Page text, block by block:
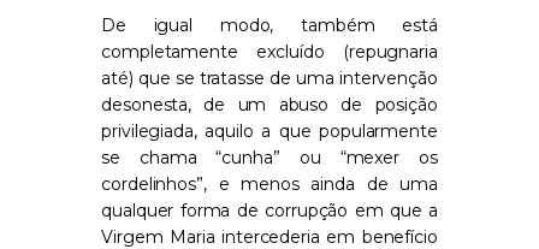
De igual modo, também está
completamente excluído (repugnaria
até) que se tratasse de uma intervenção
desonesta, de um abuso de posição
privilegiada, aquilo a que popularmente
se chama “cunha” ou “mexer os
cordelinhos”, e menos ainda de uma
qualquer forma de corrupção em que a
Virgem Maria intercederia em benefício